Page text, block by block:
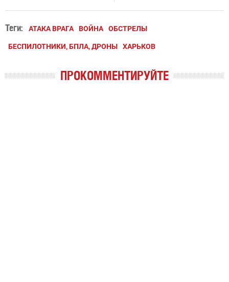
Теги: АТАКА ВРАГА ВОЙНА ОБСТРЕЛЫ
БЕСПИЛОТНИКИ, БПЛА, ДРОНЫ ХАРЬКОВ
ПРОКОММЕНТИРУЙТЕ